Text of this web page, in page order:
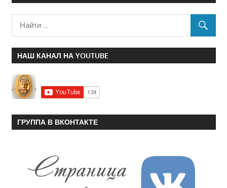
НАШ КАНАЛ НА YOUTUBE
ГРУППА В ВКОНТАКТЕ